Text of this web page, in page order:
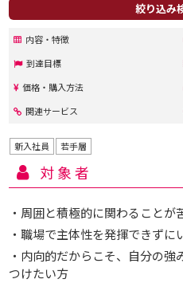
絞り込み
内容・特徴
到達目標
価格・購入方法
関連サービス
新入社員 若手層
対象者
・周囲と積極的に関わること
・職場で主体性を発揮できずに
・内向的だからこそ、自分の
つけたい方